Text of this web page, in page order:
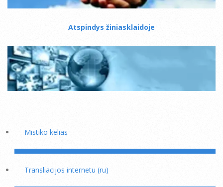
Atspindys žiniasklaidoje
Mistiko kelias
Transliacijos internetu (ru)